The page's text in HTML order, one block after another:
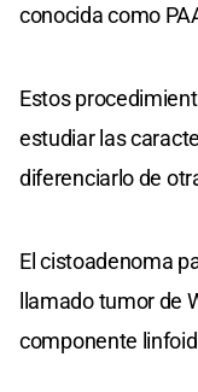
conocida como
Estos
estudiar las
diferenciarlo de
El cistoadenoma
llamado tumor de
componente